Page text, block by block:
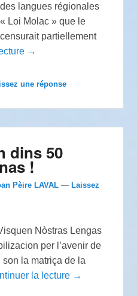
langues régionales
Loi Molac » que le
partiellement
→
une réponse
dins 50
!
Pèire LAVAL — Laissez
Nòstras Lengas
per l’avenir de
la matriça de la
la lecture →